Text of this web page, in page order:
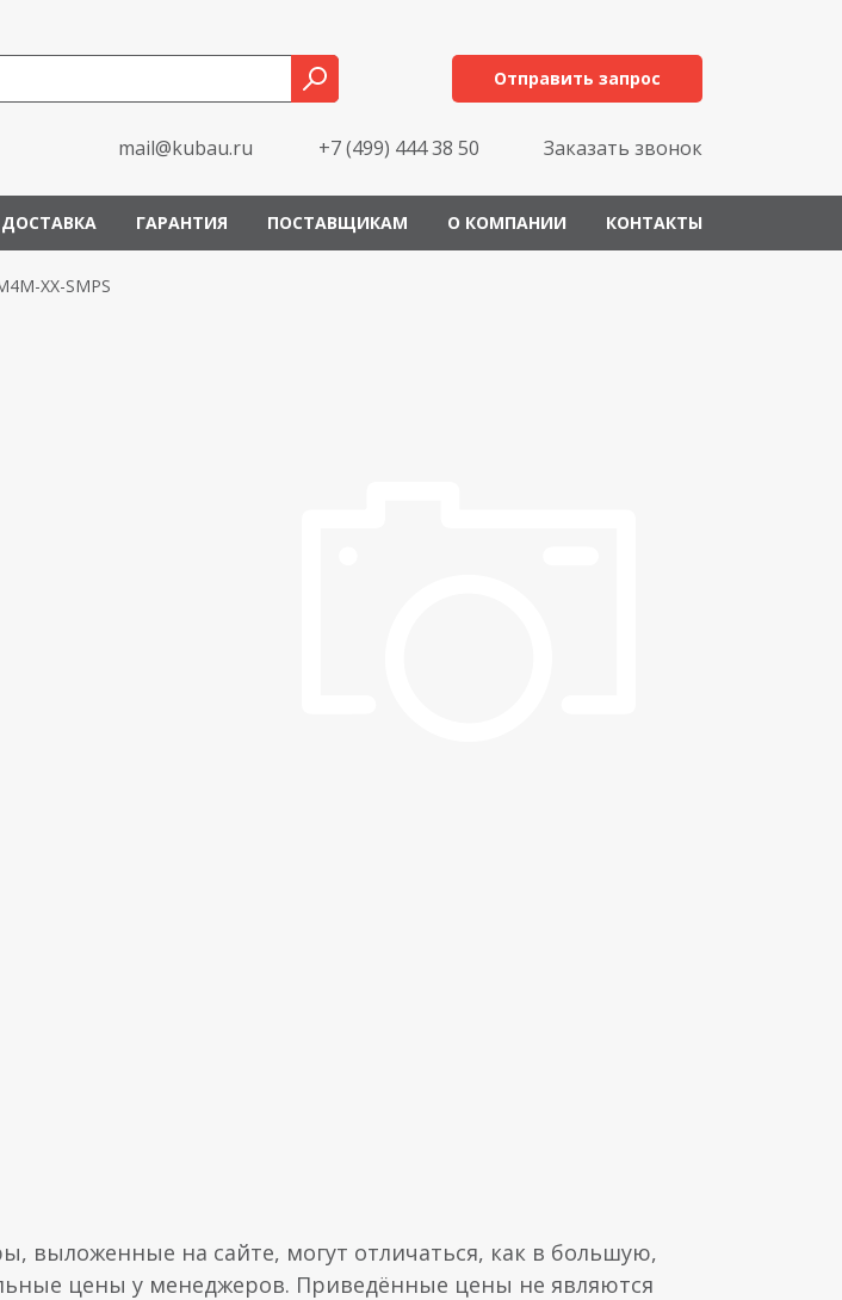
Отправить запрос
mail@kubau.ru +7 (499) 444 38 50 Заказать звонок
ДОСТАВКА ГАРАНТИЯ ПОСТАВЩИКАМ О КОМПАНИИ КОНТАКТЫ
XX-SMPS
выложенные на сайте, могут отличаться, как в большую,
цены у менеджеров. Приведённые цены не являются